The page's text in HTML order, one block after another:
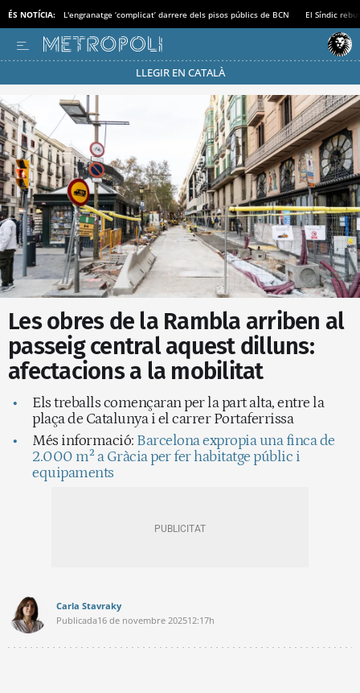
ÉS NOTÍCIA: L'engranatge ‘complicat’ darrere dels pisos públics de BCN El Síndic
LLEGIR EN CATALÀ
Passa’t al mode estalvi
Les obres de la Rambla arriben al
passeig central aquest dilluns:
afectacions a la mobilitat
Els treballs començaran per la part alta, entre la
plaça de Catalunya i el carrer Portaferrissa
Més informació: Barcelona expropia una finca de
2.000 m² a Gràcia per fer habitatge públic i
equipaments
Carla Stavraky
Publicada16 de novembre 202512:17h